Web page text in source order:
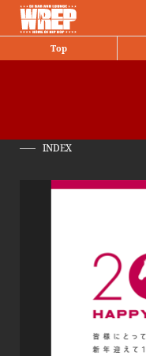
Top
Share
INDEX